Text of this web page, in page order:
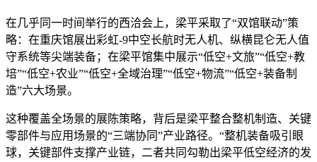
在几乎同一时间举行的西洽会上，梁平采取了“双馆联动”策
略：在重庆馆展出彩虹-9中空长航时无人机、纵横昆仑无人值
守系统等尖端装备；在梁平馆集中展示“低空+文旅”“低空+教
培”“低空+农业”“低空+全域治理”“低空+物流”“低空+装备制
造”六大场景。
这种覆盖全场景的展陈策略，背后是梁平整合整机制造、关键
零部件与应用场景的“三端协同”产业路径。“整机装备吸引眼
球，关键部件支撑产业链，二者共同勾勒出梁平低空经济的发